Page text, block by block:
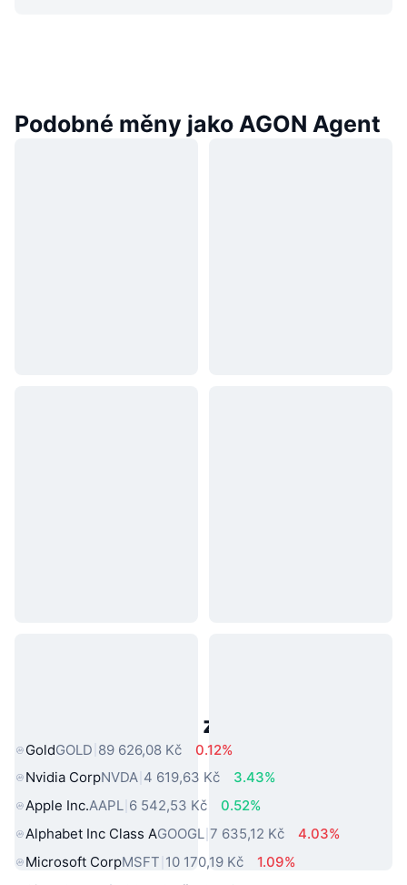
Podobné měny jako AGON Agent
Populární aktiva z reálného světa
GoldGOLD 89 626,08 Kč
0.12%
Nvidia CorpNVDA 4 619,63 Kč
3.43%
Apple Inc.AAPL 6 542,53 Kč
0.52%
Alphabet Inc Class AGOOGL 7 635,12 Kč
4.03%
Microsoft CorpMSFT 10 170,19 Kč
1.09%